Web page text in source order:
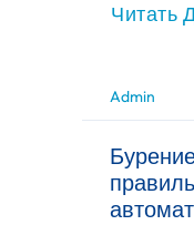
Читать
Admin